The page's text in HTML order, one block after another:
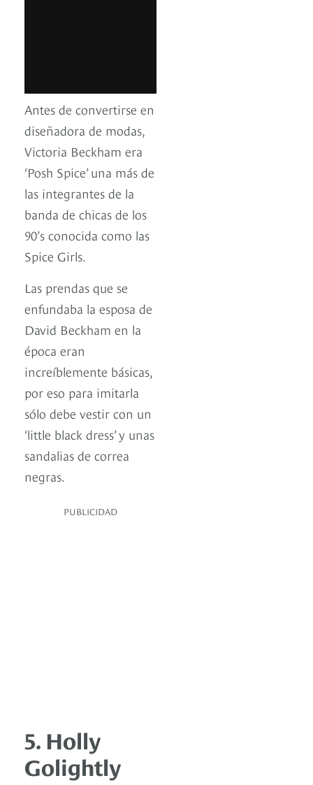
Antes de convertirse en
diseñadora de modas,
Victoria Beckham era
‘Posh Spice’ una más de
las integrantes de la
banda de chicas de los
90’s conocida como las
Spice Girls.
Las prendas que se
enfundaba la esposa de
David Beckham en la
época eran
increíblemente básicas,
por eso para imitarla
sólo debe vestir con un
‘little black dress’ y unas
sandalias de correa
negras.
PUBLICIDAD
5. Holly
Golightly